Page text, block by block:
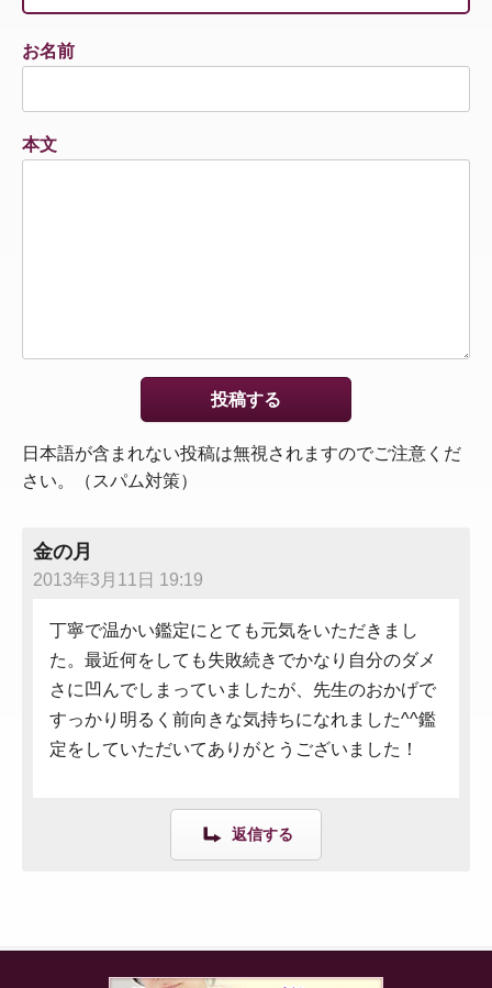
お名前
本文
日本語が含まれない投稿は無視されますのでご注意くだ
さい。（スパム対策）
金の月
2013年3月11日 19:19
丁寧で温かい鑑定にとても元気をいただきまし
た。最近何をしても失敗続きでかなり自分のダメ
さに凹んでしまっていましたが、先生のおかげで
すっかり明るく前向きな気持ちになれました^^鑑
定をしていただいてありがとうございました！
返信する